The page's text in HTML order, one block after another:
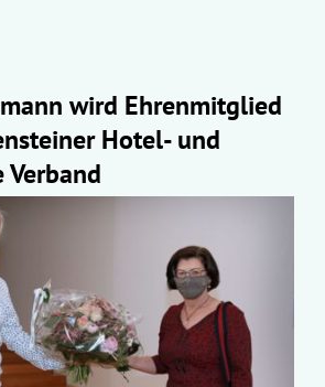
wird Ehrenmitglied
Hotel- und
Verband